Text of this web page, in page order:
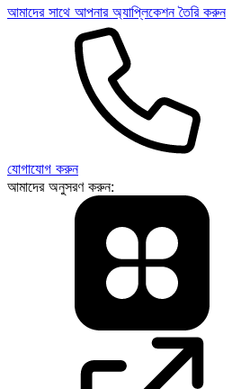
আমাদের সাথে আপনার অ্যাপ্লিকেশন তৈরি করুন
যোগাযোগ করুন
আমাদের অনুসরণ করুন: